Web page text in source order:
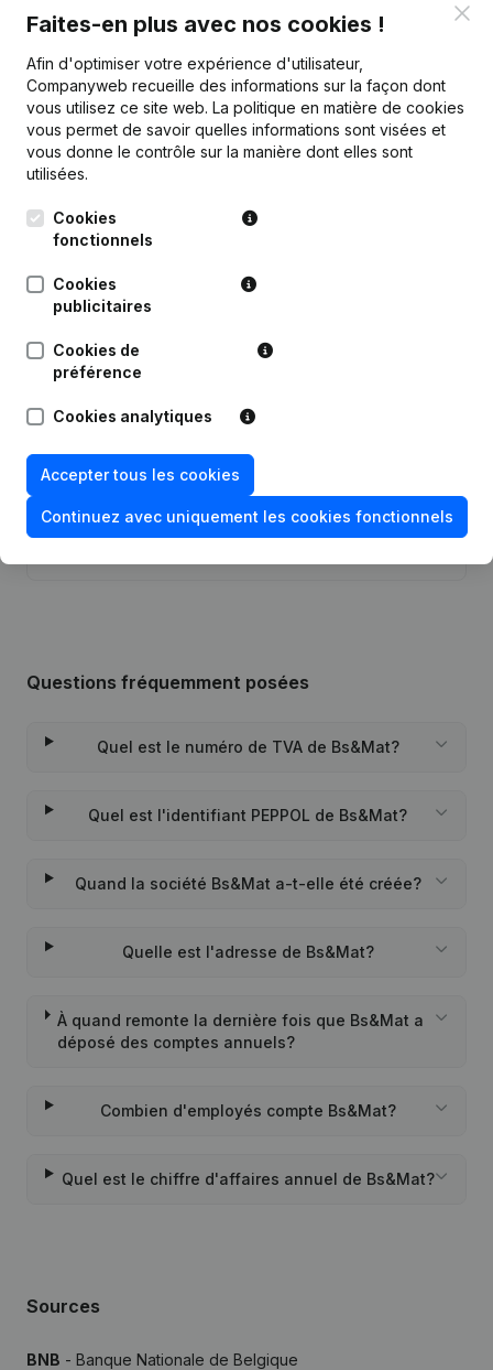
Marge brute €224 687 € 213 313 € €
Personnel
28-04-2020
02-03-2020
Nominations
27-12-2018
Rubrique Constitution (Nouvelle
Personne Morale, Ouverture
Questions fréquemment posées
Quel est le numéro de TVA de Bs&Mat?
Quel est l'identifiant PEPPOL de Bs&Mat?
Quand la société Bs&Mat a-t-elle été créée?
Quelle est l'adresse de Bs&Mat?
À quand remonte la dernière fois que Bs&Mat a
déposé des comptes annuels?
Combien d'employés compte Bs&Mat?
Quel est le chiffre d'affaires annuel de Bs&Mat?
Sources
BNB - Banque Nationale de Belgique
Faites-en plus avec nos cookies !
Afin d'optimiser votre expérience d'utilisateur,
Companyweb recueille des informations sur la façon dont
vous utilisez ce site web. La politique en matière de cookies
vous permet de savoir quelles informations sont visées et
vous donne le contrôle sur la manière dont elles sont
utilisées.
Cookies
fonctionnels
Cookies
publicitaires
Cookies de
préférence
Cookies analytiques
Accepter tous les cookies
Continuez avec uniquement les cookies fonctionnels